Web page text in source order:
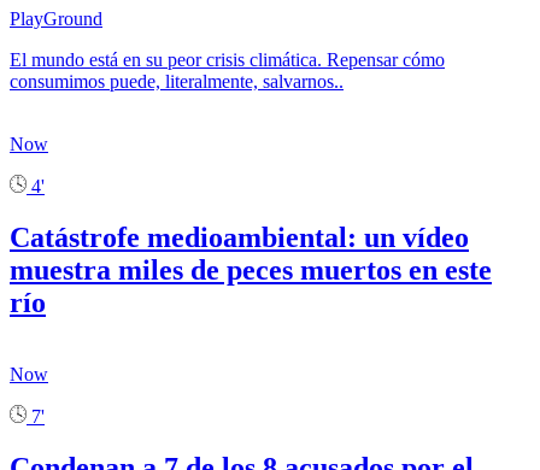
PlayGround
El mundo está en su peor crisis climática. Repensar cómo
consumimos puede, literalmente, salvarnos..
Now
4'
Catástrofe medioambiental: un vídeo
muestra miles de peces muertos en este
río
Now
7'